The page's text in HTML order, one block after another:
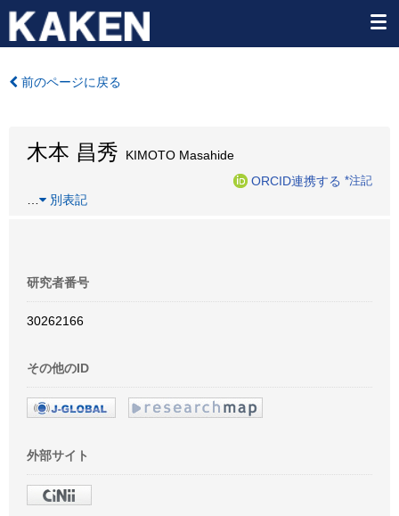
前のページに戻る
木本 昌秀 KIMOTO Masahide
ORCID連携する *注記
別表記
研究者番号
30262166
その他のID
外部サイト